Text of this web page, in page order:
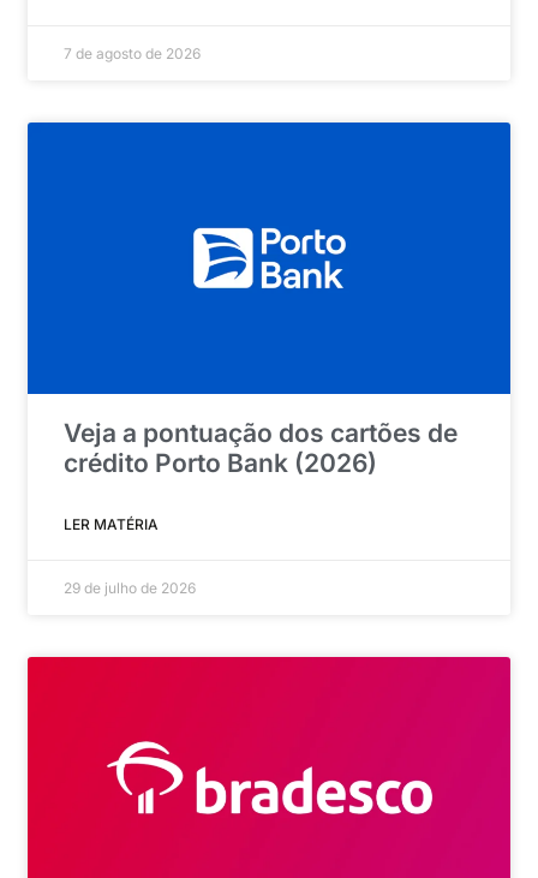
7 de agosto de 2026
Veja a pontuação dos cartões de
crédito Porto Bank (2026)
LER MATÉRIA
29 de julho de 2026